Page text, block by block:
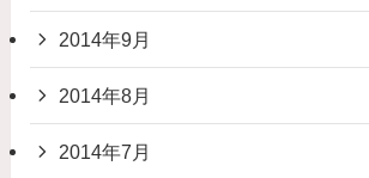
2014年9月
2014年8月
2014年7月